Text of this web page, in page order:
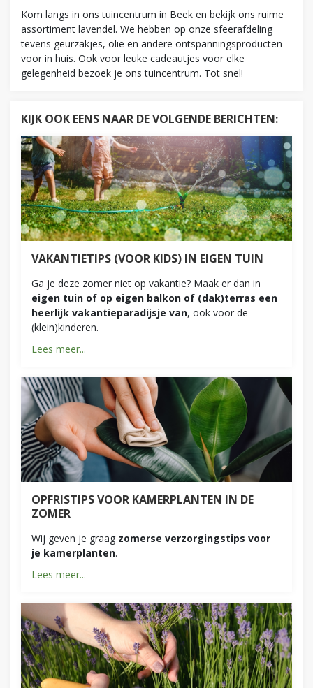
Kom langs in ons tuincentrum in Beek en bekijk ons ruime
assortiment lavendel. We hebben op onze sfeerafdeling
tevens geurzakjes, olie en andere ontspanningsproducten
voor in huis. Ook voor leuke cadeautjes voor elke
gelegenheid bezoek je ons tuincentrum. Tot snel!
KIJK OOK EENS NAAR DE VOLGENDE BERICHTEN:
VAKANTIETIPS (VOOR KIDS) IN EIGEN TUIN
Ga je deze zomer niet op vakantie? Maak er dan in
eigen tuin of op eigen balkon of (dak)terras een
heerlijk vakantieparadijsje van, ook voor de
(klein)kinderen.
Lees meer...
OPFRISTIPS VOOR KAMERPLANTEN IN DE
ZOMER
Wij geven je graag zomerse verzorgingstips voor
je kamerplanten.
Lees meer...